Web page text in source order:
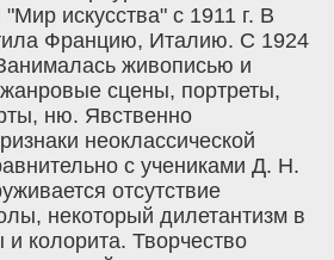
искусства" с 1911 г. В
Францию, Италию. С 1924
живописью и
сцены, портреты,
ню. Явственно
неоклассической
с учениками Д. Н.
отсутствие
некоторый дилетантизм в
колорита. Творчество